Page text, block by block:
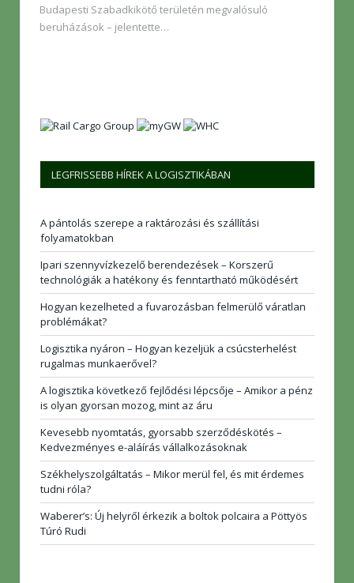
Budapesti Szabadkikötő területén megvalósuló
beruházások – jelentette…
LEGFRISSEBB HÍREK A LOGISZTIKÁBAN
A pántolás szerepe a raktározási és szállítási
folyamatokban
Ipari szennyvízkezelő berendezések – Korszerű
technológiák a hatékony és fenntartható működésért
Hogyan kezelheted a fuvarozásban felmerülő váratlan
problémákat?
Logisztika nyáron – Hogyan kezeljük a csúcsterhelést
rugalmas munkaerővel?
A logisztika következő fejlődési lépcsője – Amikor a pénz
is olyan gyorsan mozog, mint az áru
Kevesebb nyomtatás, gyorsabb szerződéskötés –
Kedvezményes e-aláírás vállalkozásoknak
Székhelyszolgáltatás – Mikor merül fel, és mit érdemes
tudni róla?
Waberer’s: Új helyről érkezik a boltok polcaira a Pöttyös
Túró Rudi